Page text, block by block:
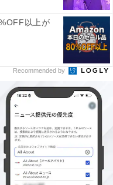
以上が
Recommended by